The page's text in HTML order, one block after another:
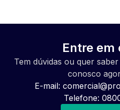
Entre em
Tem dúvidas ou quer
conosco
E-mail:
Telefone: